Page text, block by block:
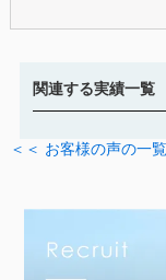
関連する実績一覧
＜＜ お客様の声の一